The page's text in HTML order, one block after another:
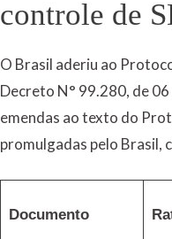
controle de
O Brasil aderiu ao
Decreto N° 99.280, de
emendas ao texto do
promulgadas pelo Brasil,
Documento